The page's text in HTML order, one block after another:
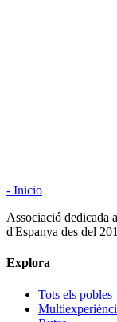
- Inicio
Associació dedicada
d'Espanya des del
Explora
Tots els pobles